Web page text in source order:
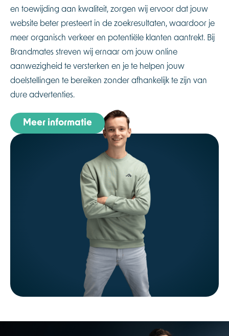
en toewijding aan kwaliteit, zorgen wij ervoor dat jouw
website beter presteert in de zoekresultaten, waardoor je
meer organisch verkeer en potentiële klanten aantrekt. Bij
Brandmates streven wij ernaar om jouw online
aanwezigheid te versterken en je te helpen jouw
doelstellingen te bereiken zonder afhankelijk te zijn van
dure advertenties.
Meer informatie